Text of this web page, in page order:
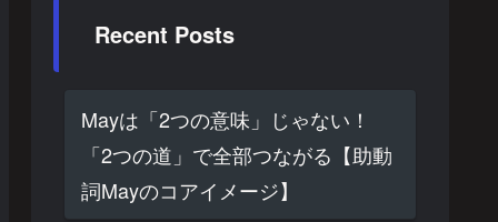
Recent Posts
Mayは「2つの意味」じゃない！
「2つの道」で全部つながる【助動
詞Mayのコアイメージ】